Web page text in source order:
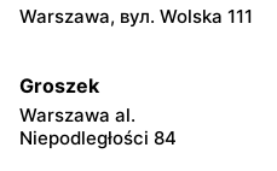
Warszawa, вул. Wolska 111
Groszek
Warszawa al.
Niepodległości 84